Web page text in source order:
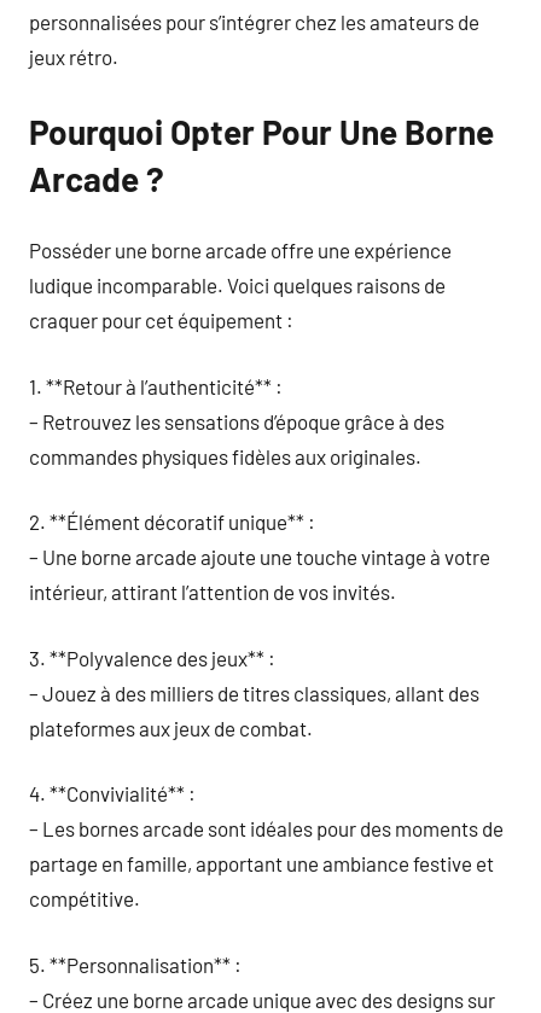
personnalisées pour s’intégrer chez les amateurs de
jeux rétro.
Pourquoi Opter Pour Une Borne
Arcade ?
Posséder une borne arcade offre une expérience
ludique incomparable. Voici quelques raisons de
craquer pour cet équipement :
1. **Retour à l’authenticité** :
– Retrouvez les sensations d’époque grâce à des
commandes physiques fidèles aux originales.
2. **Élément décoratif unique** :
– Une borne arcade ajoute une touche vintage à votre
intérieur, attirant l’attention de vos invités.
3. **Polyvalence des jeux** :
– Jouez à des milliers de titres classiques, allant des
plateformes aux jeux de combat.
4. **Convivialité** :
– Les bornes arcade sont idéales pour des moments de
partage en famille, apportant une ambiance festive et
compétitive.
5. **Personnalisation** :
– Créez une borne arcade unique avec des designs sur